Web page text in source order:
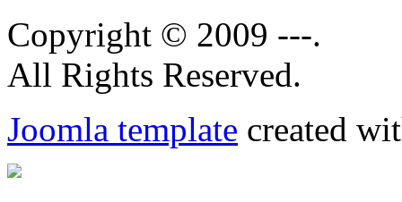
Copyright © 2009 ---.
All Rights Reserved.
Joomla template created